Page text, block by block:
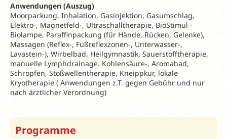
Anwendungen (Auszug)
Moorpackung, Inhalation, Gasinjektion, Gasumschlag,
Elektro-, Magnetfeld-, Ultraschalltherapie, BioStimul -
Biolampe, Paraffinpackung (für Hände, Rücken, Gelenke),
Massagen (Reflex-, Fußreflexzonen-, Unterwasser-,
Lavastein-), Wirbelbad, Heilgymnastik, Sauerstofftherapie,
manuelle Lymphdrainage. Kohlensäure-, Aromabad,
Schröpfen, Stoßwellentherapie, Kneippkur, lokale
Kryotherapie ( Anwendungen z.T. gegen Gebühr und nur
nach ärztlicher Verordnung)
Programme
Frühbucher
2026